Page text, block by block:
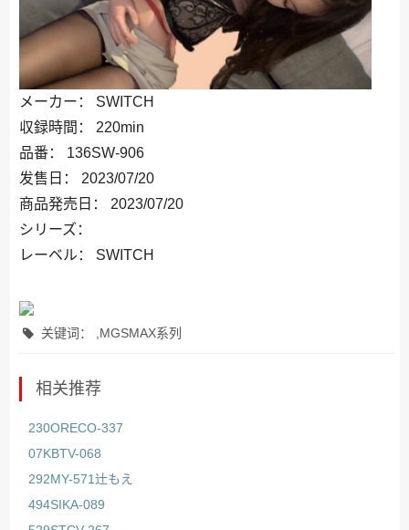
メーカー： SWITCH
収録時間： 220min
品番： 136SW-906
发售日： 2023/07/20
商品発売日： 2023/07/20
シリーズ：
レーベル： SWITCH
关键词： ,MGSMAX系列
相关推荐
230ORECO-337
07KBTV-068
292MY-571辻もえ
494SIKA-089